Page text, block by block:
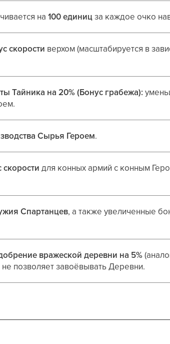
на100 единицза каждое очко
скорости верхом (масштабируется в
Тайника на 20% (Бонус грабежа):
Сырья Героем.
скорости для конных армий с конным
Спартанцев, а также увеличенные
вражеской деревни на 5%
позволяет завоёвывать Деревни.